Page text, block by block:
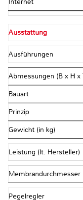
Internet
Ausstattung
Ausführungen
Abmessungen (B x H x
Bauart
Prinzip
Gewicht (in kg)
Leistung (lt. Hersteller)
Membrandurchmesser
Pegelregler